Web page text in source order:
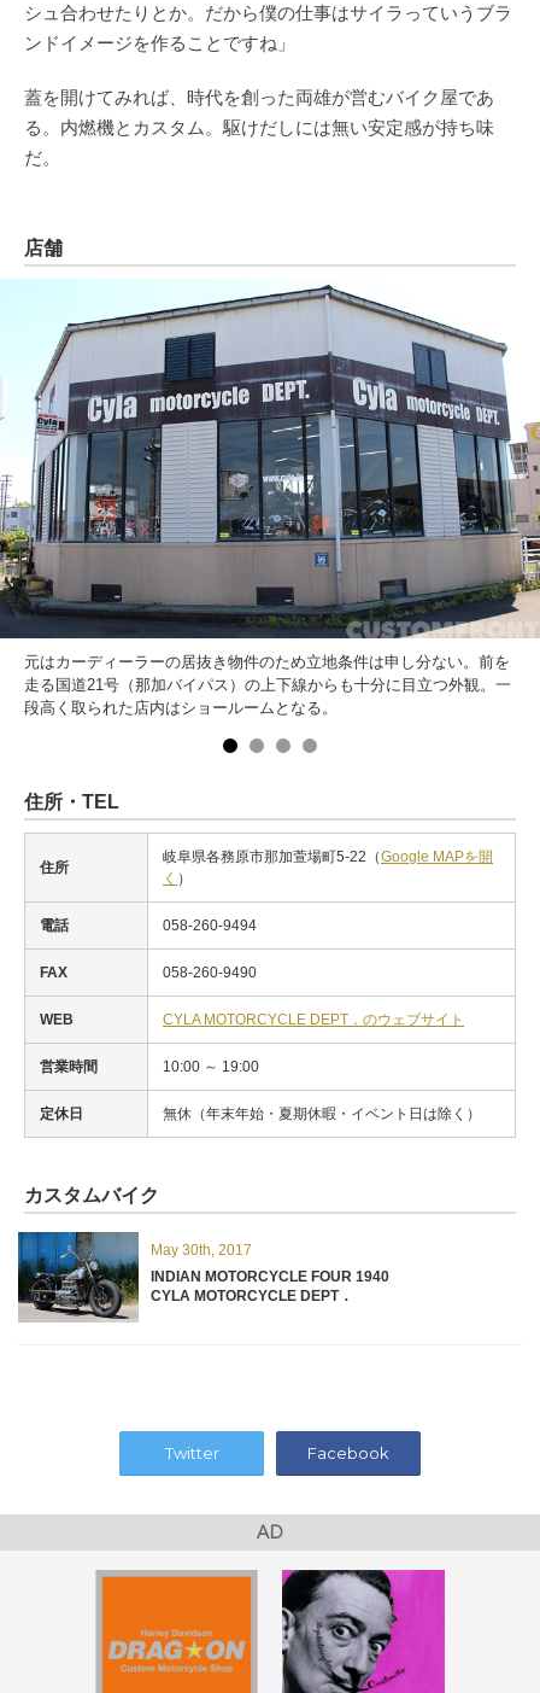
シュ合わせたりとか。だから僕の仕事はサイラっていうブラ
ンドイメージを作ることですね」
蓋を開けてみれば、時代を創った両雄が営むバイク屋であ
る。内燃機とカスタム。駆けだしには無い安定感が持ち味
だ。
店舗
元はカーディーラーの居抜き物件のため立地条件は申し分ない。前を
走る国道21号（那加バイパス）の上下線からも十分に目立つ外観。一
段高く取られた店内はショールームとなる。
住所・TEL
住所
岐阜県各務原市那加萱場町5-22（Google MAPを開
く ）
電話 058-260-9494
FAX 058-260-9490
WEB CYLA MOTORCYCLE DEPT．のウェブサイト
営業時間 10:00 ～ 19:00
定休日 無休（年末年始・夏期休暇・イベント日は除く）
カスタムバイク
May 30th, 2017
INDIAN MOTORCYCLE FOUR 1940
CYLA MOTORCYCLE DEPT．
Twitter Facebook
AD